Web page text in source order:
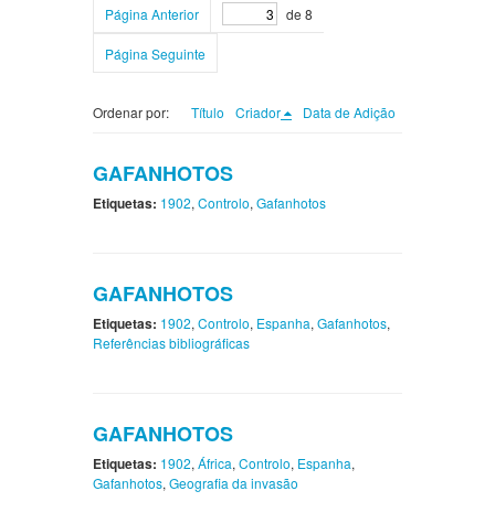
Página Anterior de 8
Página Seguinte
Ordenar por: Título Criador Data de Adição
GAFANHOTOS
Etiquetas: 1902, Controlo, Gafanhotos
GAFANHOTOS
Etiquetas: 1902, Controlo, Espanha, Gafanhotos,
Referências bibliográficas
GAFANHOTOS
Etiquetas: 1902, África, Controlo, Espanha,
Gafanhotos, Geografia da invasão